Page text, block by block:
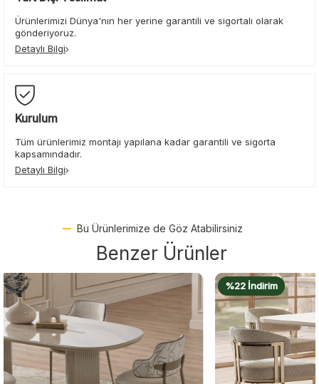
Ürünlerimizi Dünya'nın her yerine garantili ve sigortalı olarak
gönderiyoruz.
Detaylı Bilgi
Kurulum
Tüm ürünlerimiz montajı yapılana kadar garantili ve sigorta
kapsamındadır.
Detaylı Bilgi
Bu Ürünlerimize de Göz Atabilirsiniz
Benzer Ürünler
%22 İndirim